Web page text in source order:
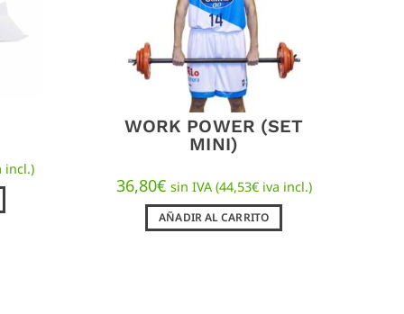
incl.)
WORK POWER (SET
MINI)
36,80€ sin IVA (44,53€iva incl.)
AÑADIR AL CARRITO